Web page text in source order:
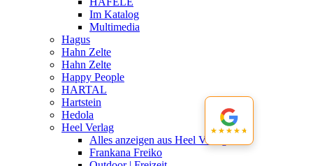
Im Katalog
Multimedia
Hagus
Hahn Zelte
Hahn Zelte
Happy People
HARTAL
Hartstein
Hedola
Heel Verlag
Alles anzeigen aus Heel Verlag
Frankana Freiko
★★★★★
★★★★★